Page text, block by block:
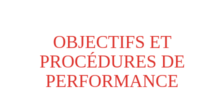
OBJECTIFS ET
PROCÉDURES DE
PERFORMANCE